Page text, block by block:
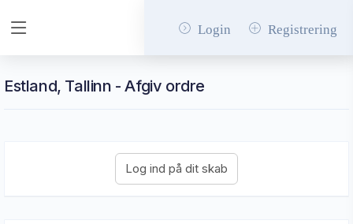
Login Registrering
Estland, Tallinn - Afgiv ordre